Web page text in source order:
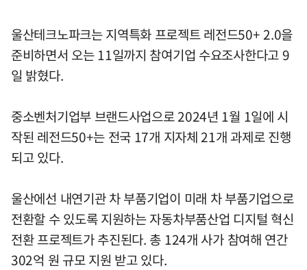
울산테크노파크는 지역특화 프로젝트 레전드50+ 2.0을
준비하면서 오는 11일까지 참여기업 수요조사한다고 9
일 밝혔다.
중소벤처기업부 브랜드사업으로 2024년 1월 1일에 시
작된 레전드50+는 전국 17개 지자체 21개 과제로 진행
되고 있다.
울산에선 내연기관 차 부품기업이 미래 차 부품기업으로
전환할 수 있도록 지원하는 자동차부품산업 디지털 혁신
전환 프로젝트가 추진된다. 총 124개 사가 참여해 연간
302억 원 규모 지원 받고 있다.